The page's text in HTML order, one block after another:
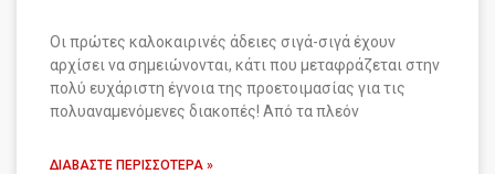
Οι πρώτες καλοκαιρινές άδειες σιγά-σιγά έχουν
αρχίσει να σημειώνονται, κάτι που μεταφράζεται στην
πολύ ευχάριστη έγνοια της προετοιμασίας για τις
πολυαναμενόμενες διακοπές! Από τα πλεόν
ΔΙΑΒΆΣΤΕ ΠΕΡΙΣΣΌΤΕΡΑ »